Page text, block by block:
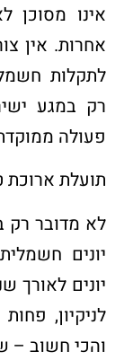
אינו מסוכן
אחרות. אין
לתקלות
רק במגע
פעולה
תועלת ארוכת
לא מדובר רק
יונים
יונים
לניקיון,
והכי חשוב –